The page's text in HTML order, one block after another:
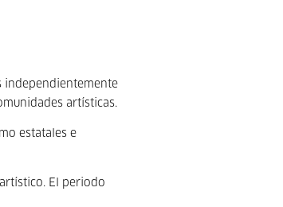
independientemente
artísticas.
estatales e
El periodo